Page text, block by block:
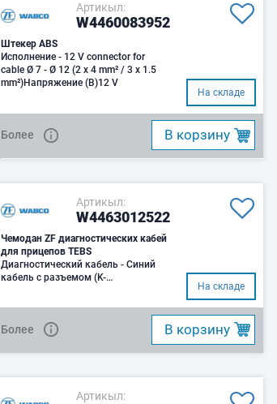
Артикыл:
W4460083952
Штекер ABS
Исполнение - 12 V connector for
cable Ø 7 - Ø 12 (2 x 4 mm² / 3 x 1.5
mm²)Напряжение (В)12 V
На складе
Более B корзину
Артикыл:
W4463012522
Чемодан ZF диагностических кабей
для прицепов TEBS
Диагностический кабель - Синий
кабель с разъемом (K-
На складе
Более B корзину
Артикыл: